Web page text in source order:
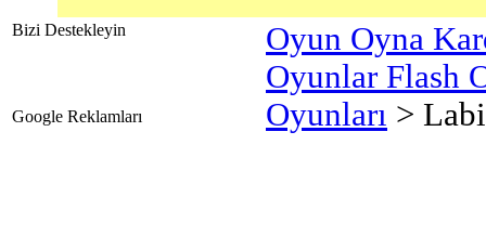
Bizi Destekleyin
Google Reklamları
Oyun Oyna
Oyunlar Flash
Oyunları >